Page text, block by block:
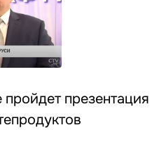
пройдет презентация